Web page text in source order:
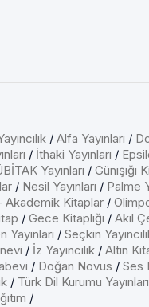
/ Alfa Yayınları /
/ İthaki Yayınları /
Yayınları / Günışığı
/ Nesil Yayınları / Palme
Akademik Kitaplar /
/ Gece Kitaplığı / Akıl
Yayınları / Seçkin
/ İz Yayıncılık / Altın
/ Doğan Novus / Ses
/ Türk Dil Kurumu Yayınları
/